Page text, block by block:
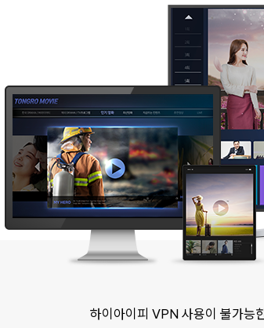
하이아이피 VPN 사용이 불가능